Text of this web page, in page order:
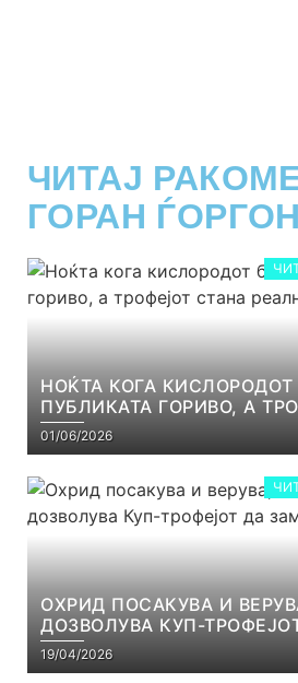
ЧИТАЈ
ГОРАН
НОЌТА КОГА
ПУБЛИКАТА ГОРИВО, А
РЕАЛНОСТ
01/06/2026
ОХРИД ПОСАКУВА И
ДОЗВОЛУВА КУП-
ОД СКОПЈЕ
19/04/2026